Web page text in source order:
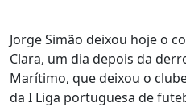
Jorge Simão deixou hoje o
Clara, um dia depois da
Marítimo, que deixou o
da I Liga portuguesa de